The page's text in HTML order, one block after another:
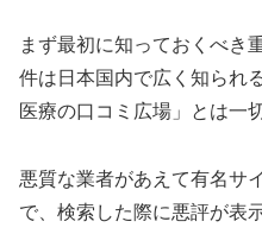
まず最初に知っておくべき
件は日本国内で広く知られ
医療の口コミ広場」とは一
悪質な業者があえて有名サ
で、検索した際に悪評が表